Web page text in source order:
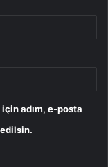
adım, e-posta